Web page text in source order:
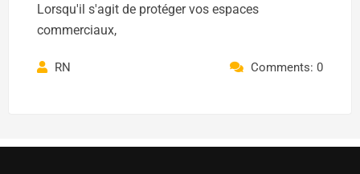
Lorsqu'il s'agit de protéger vos espaces
commerciaux,
RN Comments: 0